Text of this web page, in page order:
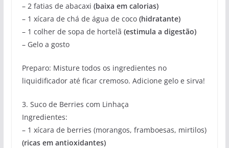
– 2 fatias de abacaxi (baixa em calorias)
– 1 xícara de chá de água de coco (hidratante)
– 1 colher de sopa de hortelã (estimula a digestão)
– Gelo a gosto
Preparo: Misture todos os ingredientes no
liquidificador até ficar cremoso. Adicione gelo e sirva!
3. Suco de Berries com Linhaça
Ingredientes:
– 1 xícara de berries (morangos, framboesas, mirtilos)
(ricas em antioxidantes)